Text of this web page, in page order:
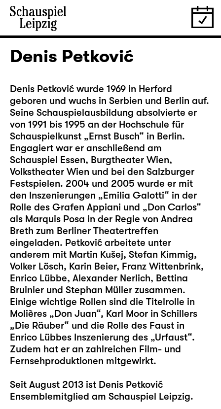
Denis Petković
Denis Petković wurde 1969 in Herford
geboren und wuchs in Serbien und Berlin auf.
Seine Schauspielausbildung absolvierte er
von 1991 bis 1995 an der Hochschule für
Schauspielkunst „Ernst Busch“ in Berlin.
Engagiert war er anschließend am
Schauspiel Essen, Burgtheater Wien,
Volkstheater Wien und bei den Salzburger
Festspielen. 2004 und 2005 wurde er mit
den Inszenierungen „Emilia Galotti“ in der
Rolle des Grafen Appiani und „Don Carlos“
als Marquis Posa in der Regie von Andrea
Breth zum Berliner Theatertreffen
eingeladen. Petković arbeitete unter
anderem mit Martin Kušej, Stefan Kimmig,
Volker Lösch, Karin Beier, Franz Wittenbrink,
Enrico Lübbe, Alexander Nerlich, Bettina
Bruinier und Stephan Müller zusammen.
Einige wichtige Rollen sind die Titelrolle in
Molières „Don Juan“, Karl Moor in Schillers
„Die Räuber“ und die Rolle des Faust in
Enrico Lübbes Inszenierung des „Urfaust“.
Zudem hat er an zahlreichen Film- und
Fernsehproduktionen mitgewirkt.
Seit August 2013 ist Denis Petković
Ensemblemitglied am Schauspiel Leipzig.